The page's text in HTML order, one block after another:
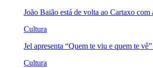
João Baião está de volta ao Cartaxo
Cultura
Jel apresenta “Quem te viu e quem te
Cultura